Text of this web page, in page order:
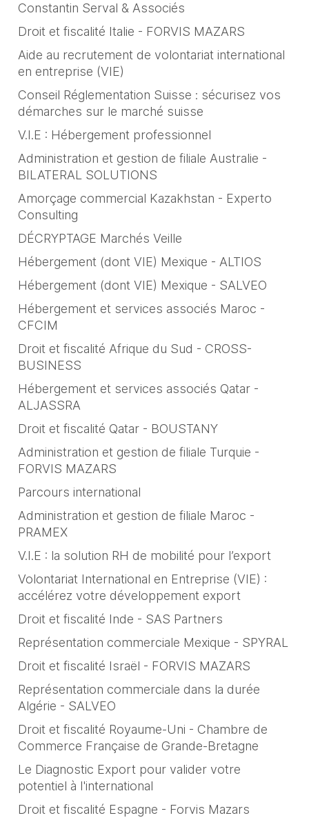
Constantin Serval & Associés
Droit et fiscalité Italie - FORVIS MAZARS
Aide au recrutement de volontariat international
en entreprise (VIE)
Conseil Réglementation Suisse : sécurisez vos
démarches sur le marché suisse
V.I.E : Hébergement professionnel
Administration et gestion de filiale Australie -
BILATERAL SOLUTIONS
Amorçage commercial Kazakhstan - Experto
Consulting
DÉCRYPTAGE Marchés Veille
Hébergement (dont VIE) Mexique - ALTIOS
Hébergement (dont VIE) Mexique - SALVEO
Hébergement et services associés Maroc -
CFCIM
Droit et fiscalité Afrique du Sud - CROSS-
BUSINESS
Hébergement et services associés Qatar -
ALJASSRA
Droit et fiscalité Qatar - BOUSTANY
Administration et gestion de filiale Turquie -
FORVIS MAZARS
Parcours international
Administration et gestion de filiale Maroc -
PRAMEX
V.I.E : la solution RH de mobilité pour l’export
Volontariat International en Entreprise (VIE) :
accélérez votre développement export
Droit et fiscalité Inde - SAS Partners
Représentation commerciale Mexique - SPYRAL
Droit et fiscalité Israël - FORVIS MAZARS
Représentation commerciale dans la durée
Algérie - SALVEO
Droit et fiscalité Royaume-Uni - Chambre de
Commerce Française de Grande-Bretagne
Le Diagnostic Export pour valider votre
potentiel à l'international
Droit et fiscalité Espagne - Forvis Mazars